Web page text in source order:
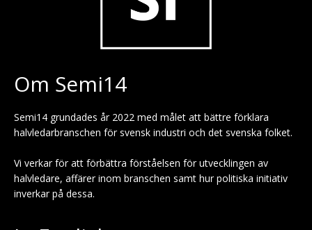
Om Semi14
Semi14 grundades år 2022 med målet att bättre förklara
halvledarbranschen för svensk industri och det svenska folket.
Vi verkar för att förbättra förståelsen för utvecklingen av
halvledare, affärer inom branschen samt hur politiska initiativ
inverkar på dessa.